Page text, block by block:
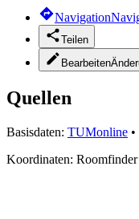
Navigation
Teilen
Bearbeiten
Quellen
Basisdaten: TUMonline •
Koordinaten: Roomfinder